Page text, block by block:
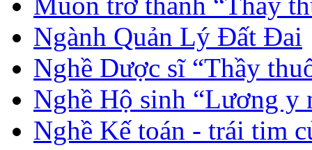
Ngành Quản Lý Đất Đai
Nghề Dược sĩ “Thầy
Nghề Hộ sinh “Lương y
Nghề Kế toán - trái tim